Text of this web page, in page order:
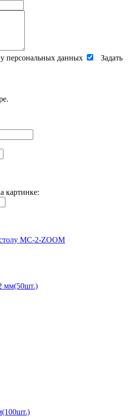
персональных данных
Задать
картинке:
МС-2-ZOOM
мм(50шт.)